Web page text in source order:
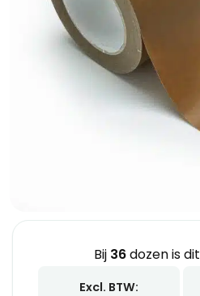
Bij 36dozen is dit
Excl. BTW: